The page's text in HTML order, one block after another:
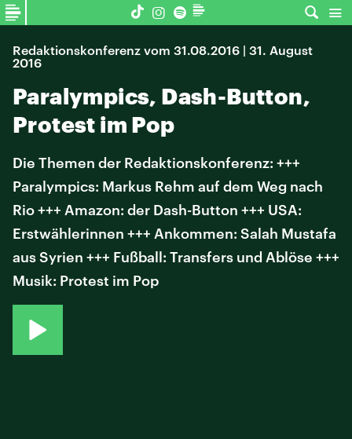
Redaktionskonferenz vom 31.08.2016 | 31. August
2016
Paralympics, Dash-Button,
Protest im Pop
Die Themen der Redaktionskonferenz: +++
Paralympics: Markus Rehm auf dem Weg nach
Rio +++ Amazon: der Dash-Button +++ USA:
Erstwählerinnen +++ Ankommen: Salah Mustafa
aus Syrien +++ Fußball: Transfers und Ablöse +++
Musik: Protest im Pop